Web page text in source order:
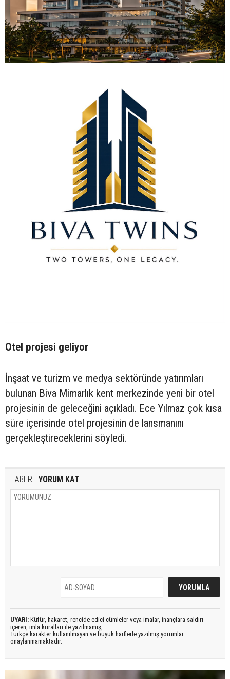
Otel projesi geliyor
İnşaat ve turizm ve medya sektöründe yatırımları
bulunan Biva Mimarlık kent merkezinde yeni bir otel
projesinin de geleceğini açıkladı. Ece Yılmaz çok kısa
süre içerisinde otel projesinin de lansmanını
gerçekleştireceklerini söyledi.
HABERE YORUM KAT
UYARI: Küfür, hakaret, rencide edici cümleler veya imalar, inançlara saldırı
içeren, imla kuralları ile yazılmamış,
Türkçe karakter kullanılmayan ve büyük harflerle yazılmış yorumlar
onaylanmamaktadır.